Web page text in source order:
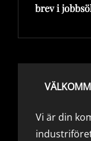
brev i
Vi är din